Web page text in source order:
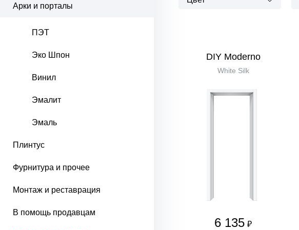
Арки и порталы
ПЭТ
Эко Шпон
Винил
Эмалит
Эмаль
Плинтус
Фурнитура и прочее
Монтаж и реставрация
В помощь продавцам
DIY Moderno
White Silk
6 135 ₽